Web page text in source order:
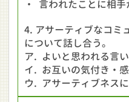
・ 言われたことに相手
4. アサーティブなコミ
について話し合う。
ア. よいと思われる言
イ. お互いの気付き・
ウ. アサーティブネス